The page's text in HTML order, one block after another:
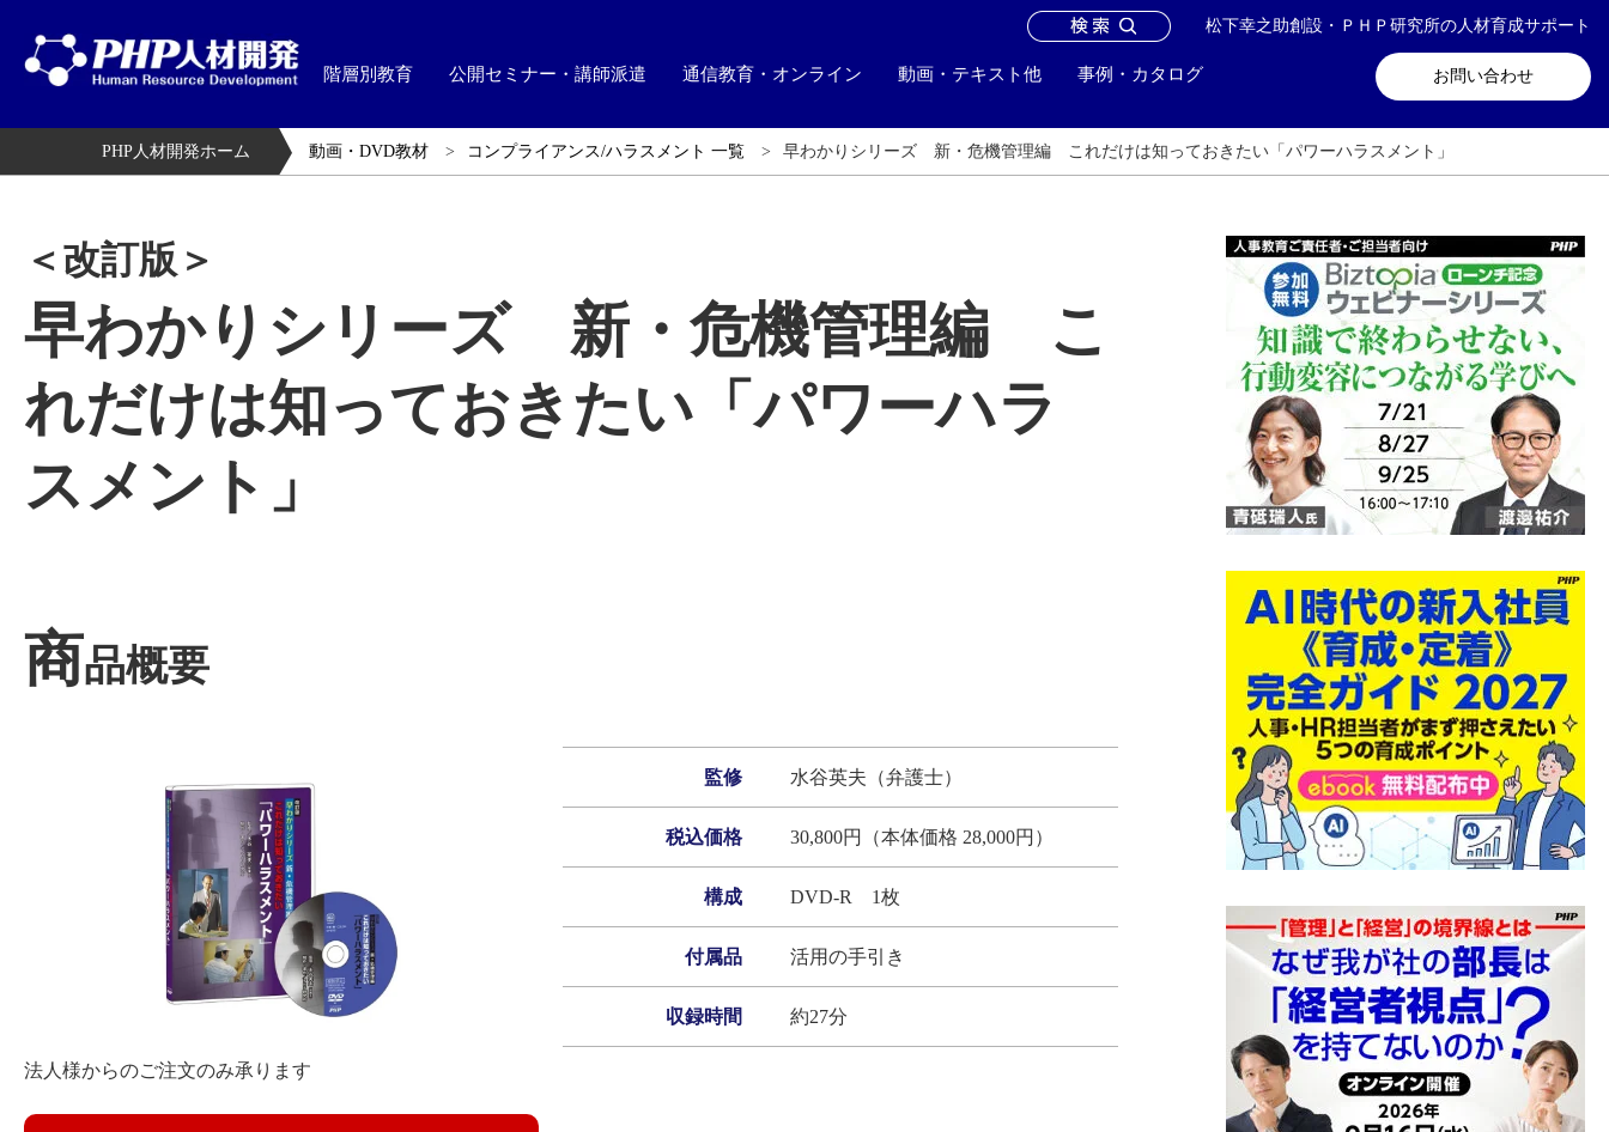
松下幸之助創設・ＰＨＰ研究所の人材育成サポート
お問い合わせ
階層別教育 公開セミナー・講師派遣 通信教育・オンライン 動画・テキスト他 事例・カタログ
お問い合わせ メールマガジン登録
PHP人材開発ホーム 動画・DVD教材 コンプライアンス/ハラスメント 一覧 早わかりシリーズ 新・危機管理編 これだけは知っておきたい「パワーハラスメント」
＜改訂版＞
早わかりシリーズ 新・危機管理編 こ
れだけは知っておきたい「パワーハラ
スメント」
商品概要
法人様からのご注文のみ承ります
監修 水谷英夫（弁護士）
税込価格 30,800円（本体価格 28,000円）
構成 DVD‐R 1枚
付属品 活用の手引き
収録時間 約27分